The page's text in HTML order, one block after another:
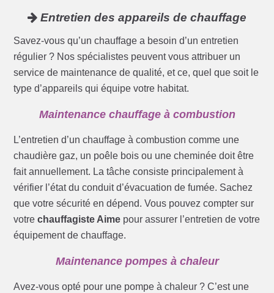
Entretien des appareils de chauffage
Savez-vous qu’un chauffage a besoin d’un entretien
régulier ? Nos spécialistes peuvent vous attribuer un
service de maintenance de qualité, et ce, quel que soit le
type d’appareils qui équipe votre habitat.
Maintenance chauffage à combustion
L’entretien d’un chauffage à combustion comme une
chaudière gaz, un poêle bois ou une cheminée doit être
fait annuellement. La tâche consiste principalement à
vérifier l’état du conduit d’évacuation de fumée. Sachez
que votre sécurité en dépend. Vous pouvez compter sur
votrechauffagiste Aime pour assurer l’entretien de votre
équipement de chauffage.
Maintenance pompes à chaleur
Avez-vous opté pour une pompe à chaleur ? C’est une